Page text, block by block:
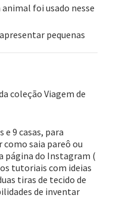
foi usado nesse
pequenas
coleção Viagem de
9 casas, para
saia pareô ou
página do Instagram (
tutoriais com ideias
tiras de tecido de
de inventar